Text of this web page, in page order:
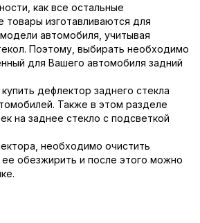
как все остальные
изготавливаются для
автомобиля, учитывая
Поэтому, выбирать необходимо
для Вашего автомобиля задний
дефлектор заднего стекла
Также в этом разделе
на заднее стекло с подсветкой
необходимо очистить
обезжирить и после этого можно